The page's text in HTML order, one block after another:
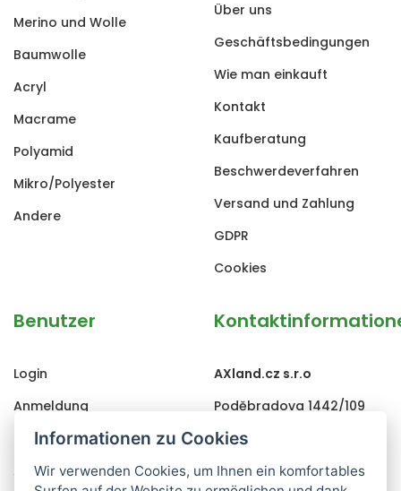
Merino und Wolle
Baumwolle
Acryl
Macrame
Polyamid
Mikro/Polyester
Andere
Über uns
Geschäftsbedingungen
Wie man einkauft
Kontakt
Kaufberatung
Beschwerdeverfahren
Versand und Zahlung
GDPR
Cookies
Benutzer
Login
Anmeldung
Passwort vergessen
Änderung
AXland.cz s.r.o
Poděbradova 1442/109
Ostrava, 702 00
+420 702 010 909
Informationen zu Cookies
Wir verwenden Cookies, um Ihnen ein komfortables